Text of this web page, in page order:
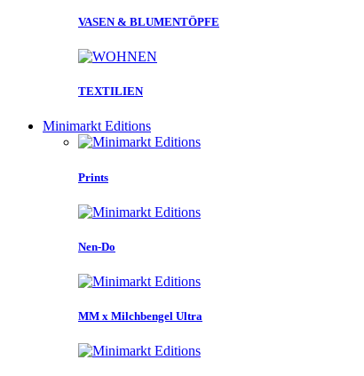
VASEN & BLUMENTÖPFE
TEXTILIEN
Minimarkt Editions
Prints
Nen-Do
MM x Milchbengel Ultra